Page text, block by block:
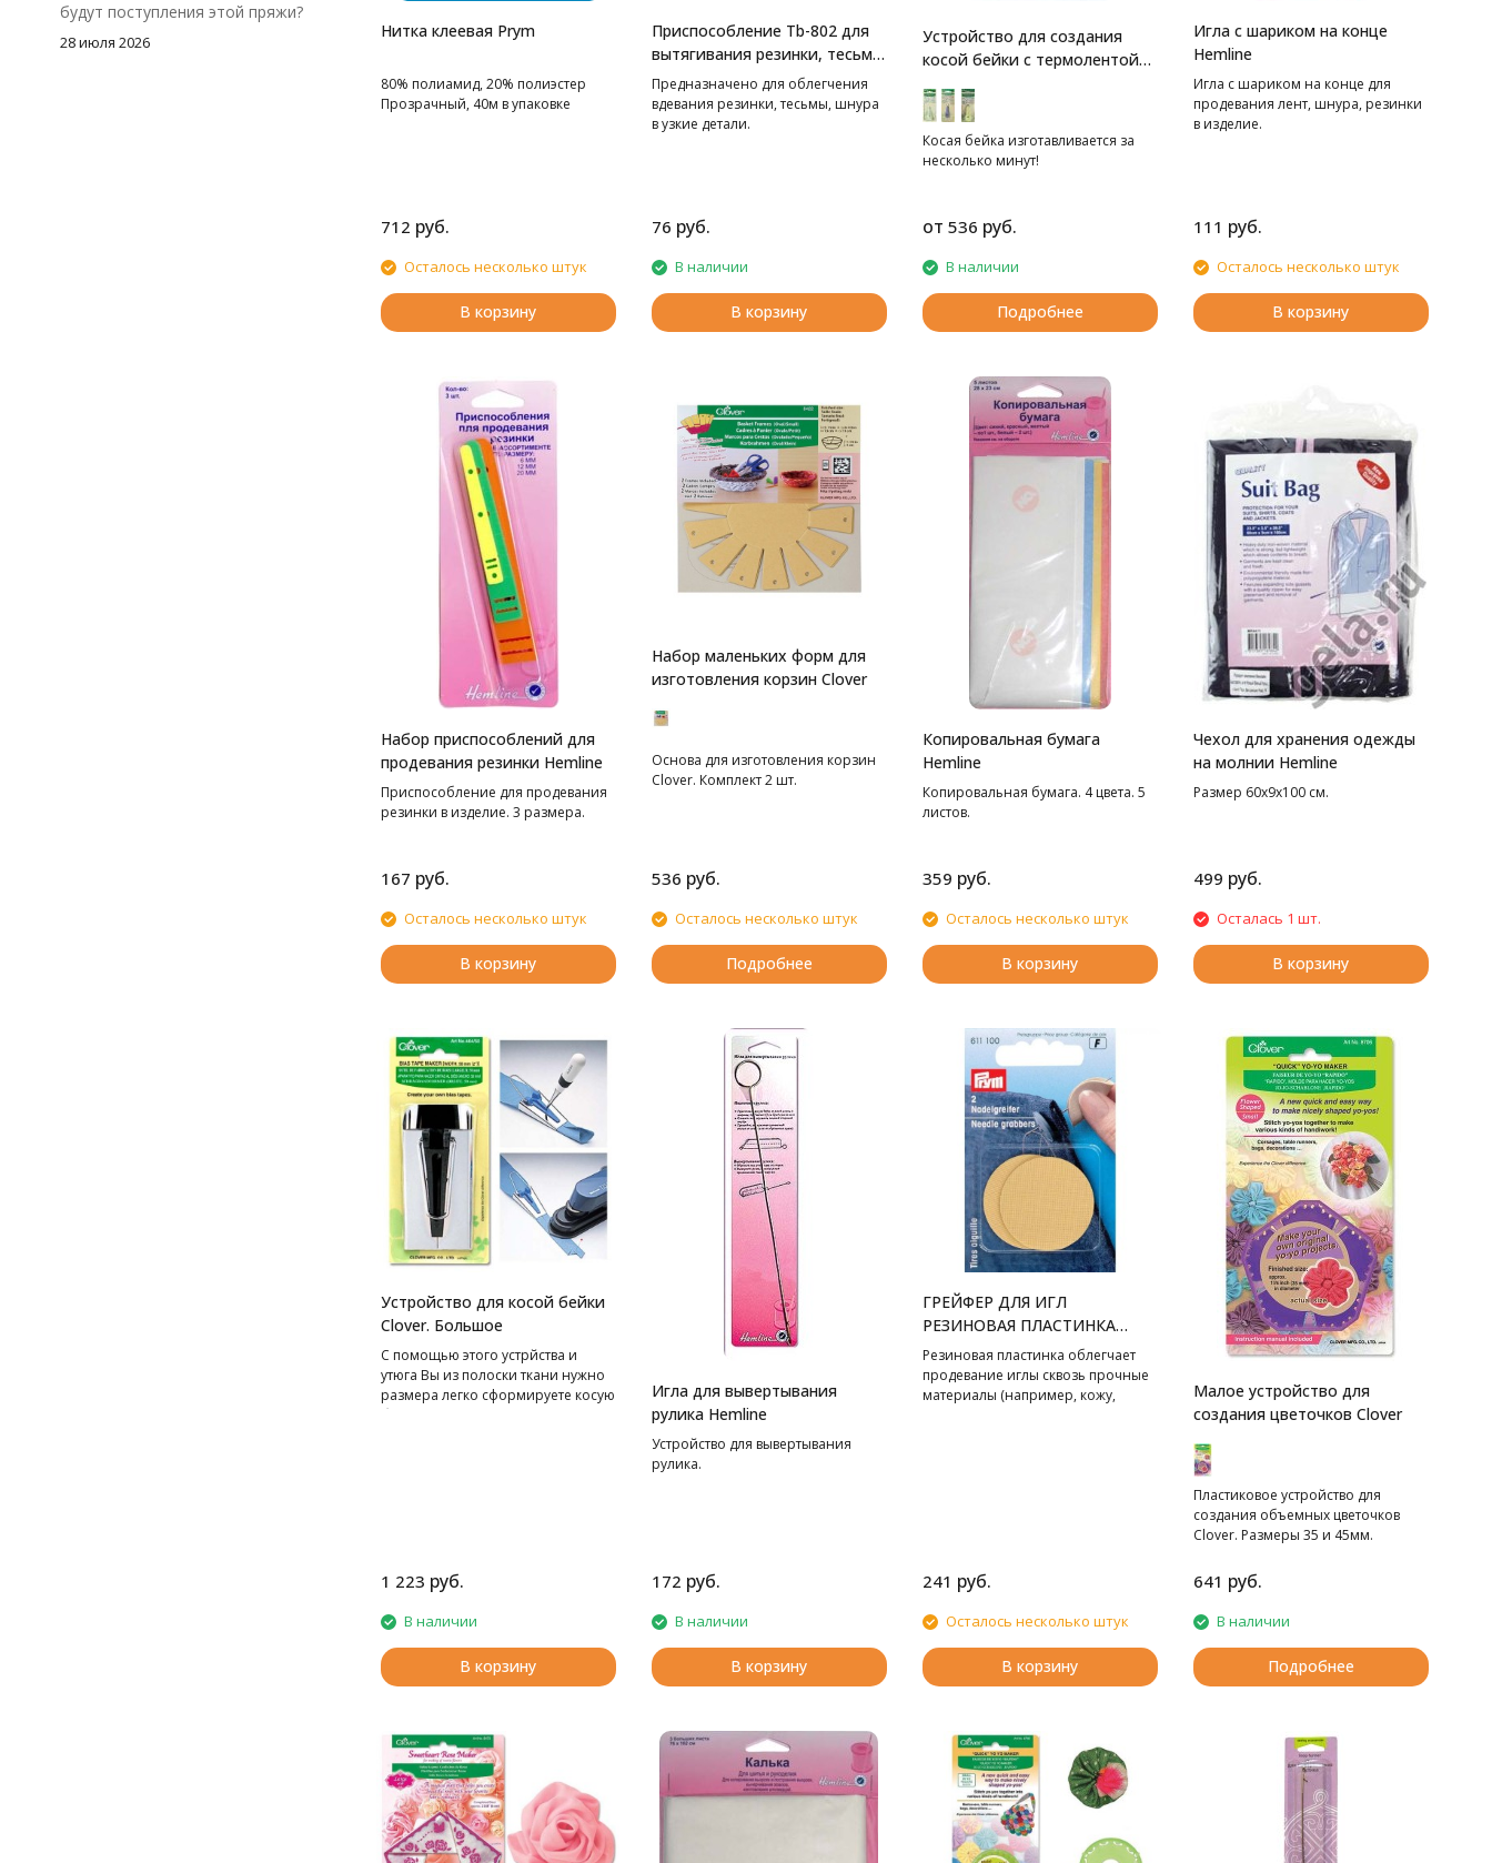
Нитка клеевая Prym
80% полиамид, 20% полиэстер
Прозрачный, 40м в упаковке
712 руб.
Осталось несколько штук
В корзину
Приспособление Tb-802 для
вытягивания резинки, тесьмы
Gamma
Предназначено для облегчения
вдевания резинки, тесьмы, шнура
в узкие детали.
76 руб.
В наличии
В корзину
Устройство для создания
косой бейки с термолентой
Косая бейка изготавливается за
несколько минут!
от 536 руб.
В наличии
Подробнее
Игла с шариком на конце
Hemline
Игла с шариком на конце для
продевания лент, шнура, резинки
в изделие.
111 руб.
Осталось несколько штук
В корзину
Набор приспособлений для
продевания резинки Hemline
Приспособление для продевания
резинки в изделие. 3 размера.
167 руб.
Осталось несколько штук
В корзину
Набор маленьких форм для
изготовления корзин Clover
Основа для изготовления корзин
Clover. Комплект 2 шт.
536 руб.
Осталось несколько штук
Подробнее
Копировальная бумага
Hemline
Копировальная бумага. 4 цвета. 5
листов.
359 руб.
Осталось несколько штук
В корзину
Чехол для хранения одежды
на молнии Hemline
Размер 60х9х100 см.
499 руб.
Осталась 1 шт.
В корзину
Устройство для косой бейки
Clover. Большое
С помощью этого устрйства и
утюга Вы из полоски ткани нужно
размера легко сформируете косую
бейку.
1 223 руб.
В наличии
В корзину
Игла для вывертывания
рулика Hemline
Устройство для вывертывания
рулика.
172 руб.
В наличии
В корзину
ГРЕЙФЕР ДЛЯ ИГЛ
РЕЗИНОВАЯ ПЛАСТИНКА
PRYM
Резиновая пластинка облегчает
продевание иглы сквозь прочные
материалы (например, кожу,
241 руб.
Осталось несколько штук
В корзину
Малое устройство для
создания цветочков Clover
Пластиковое устройство для
создания объемных цветочков
Clover. Размеры 35 и 45мм.
641 руб.
В наличии
Подробнее
будут поступления этой пряжи?
28 июля 2026